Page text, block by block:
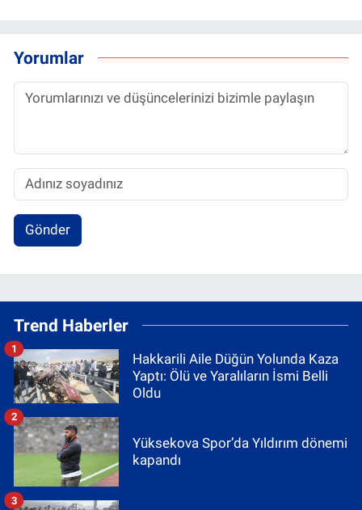
Yorumlar
Gönder
Trend Haberler
Hakkarili Aile Düğün Yolunda Kaza
Yaptı: Ölü ve Yaralıların İsmi Belli
Oldu
1
Yüksekova Spor’da Yıldırım dönemi
kapandı
2
3